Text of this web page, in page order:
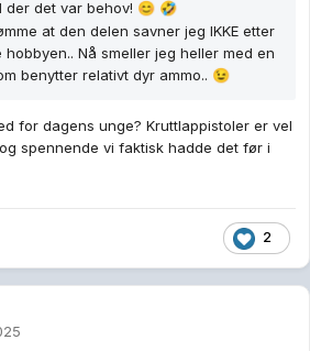
der det var behov! 😊 🤣
at den delen savner jeg IKKE etter
Nå smeller jeg heller med en
benytter relativt dyr ammo.. 😉
for dagens unge? Kruttlappistoler er vel
spennende vi faktisk hadde det før i
2